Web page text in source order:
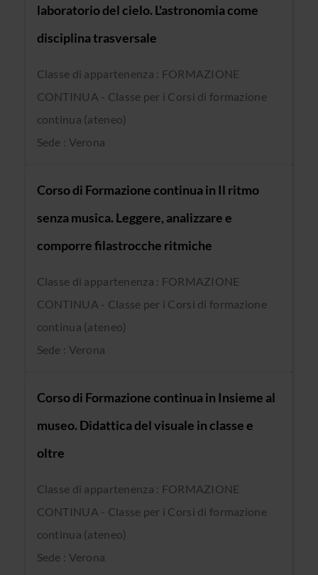
laboratorio del cielo. L'astronomia come
disciplina trasversale
Classe di appartenenza : FORMAZIONE
CONTINUA - Classe per i Corsi di formazione
continua (ateneo)
Sede : Verona
Corso di Formazione continua in Il ritmo
senza musica. Leggere, analizzare e
comporre filastrocche ritmiche
Classe di appartenenza : FORMAZIONE
CONTINUA - Classe per i Corsi di formazione
continua (ateneo)
Sede : Verona
Corso di Formazione continua in Insieme al
museo. Didattica del visuale in classe e
oltre
Classe di appartenenza : FORMAZIONE
CONTINUA - Classe per i Corsi di formazione
continua (ateneo)
Sede : Verona